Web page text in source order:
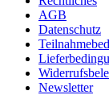
AGB
Datenschutz
Newsletter